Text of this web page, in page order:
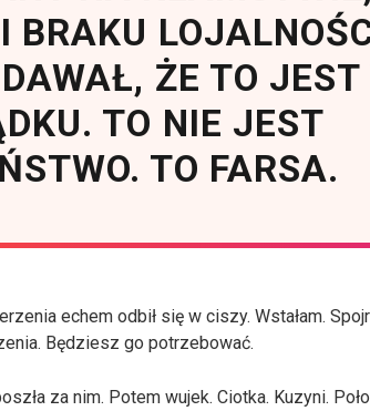
BRAKU
ŻE TO JEST
TO NIE JEST
TO FARSA.
echem odbił się w ciszy. Wstałam.
Będziesz go potrzebować.
za nim. Potem wujek. Ciotka. Kuzyni.